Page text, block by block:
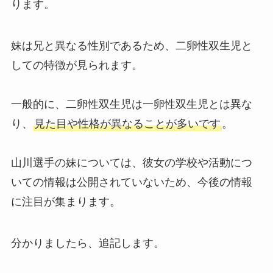
ります。
妹は兄と異なる性別であるため、二卵性双生児と
しての特徴が見られます。
一般的に、二卵性双生児は一卵性双生児とは異な
り、 見た目や性格が異なることが多いです。
山川選手の妹については、彼女の学校や活動につ
いての情報は公開されていないため、今後の情報
に注目が集まります。
分かりましたら、追記します。